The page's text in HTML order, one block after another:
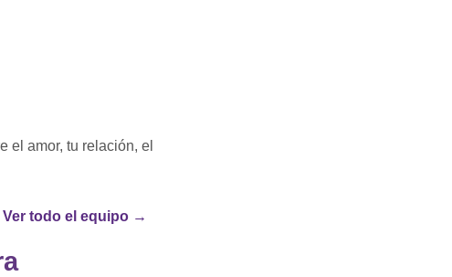
el amor, tu relación, el
Ver todo el equipo →